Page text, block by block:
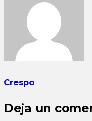
Crespo
Deja un